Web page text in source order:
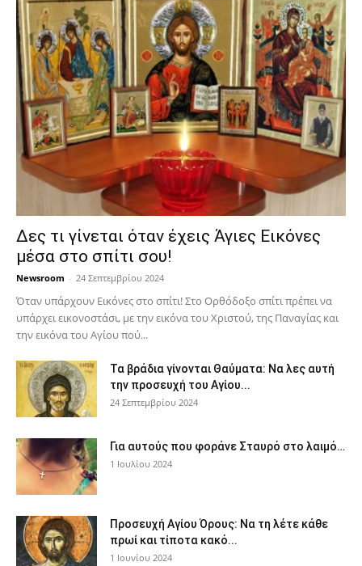
Δες τι γίνεται όταν έχεις Άγιες Εικόνες
μέσα στο σπίτι σου!
Newsroom - 24 Σεπτεμβρίου 2024
Όταν υπάρχουν Εικόνες στο σπίτι! Στο Ορθόδοξο σπίτι πρέπει να
υπάρχει εικονοστάσι, με την εικόνα του Χριστού, της Παν­αγίας και
την εικόνα του Αγίου πού...
Τα βράδια γίνονται Θαύματα: Να λες αυτή
την προσευχή του Αγίου...
24 Σεπτεμβρίου 2024
Για αυτούς που φοράνε Σταυρό στο λαιμό…
1 Ιουλίου 2024
Προσευχή Αγίου Όρους: Να τη λέτε κάθε
πρωί και τίποτα κακό...
1 Ιουνίου 2024